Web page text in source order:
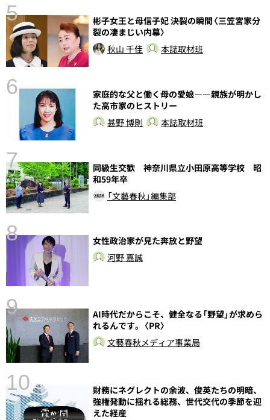
5
彬子女王と母信子妃 決裂の瞬間〈三笠宮家分
裂の凄まじい内幕〉
秋山 千佳
本誌取材班
6
家庭的な父と働く母の愛娘――親族が明かし
た高市家のヒストリー
甚野 博則
本誌取材班
7
同級生交歓 神奈川県立小田原高等学校 昭
和59年卒
「文藝春秋」編集部
8
女性政治家が見た奔放と野望
河野 嘉誠
9
AI時代だからこそ、健全なる「野望」が求めら
れるんです。〈PR〉
文藝春秋メディア事業局
10
財務にネグレクトの余波、俊英たちの明暗、
強権発動に揺れる総務、世代交代の季節を迎
えた経産